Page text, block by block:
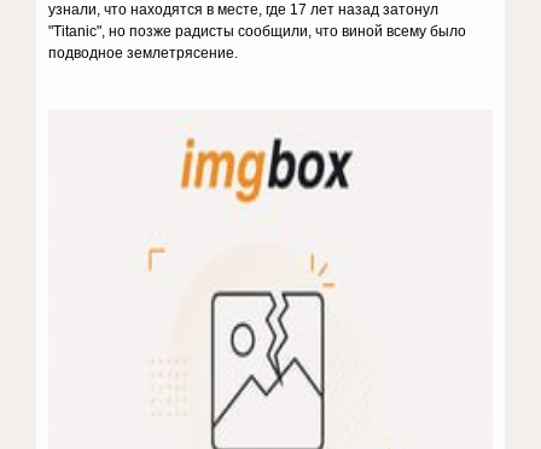
узнали, что находятся в месте, где 17 лет назад затонул
"Titanic", но позже радисты сообщили, что виной всему было
подводное землетрясение.